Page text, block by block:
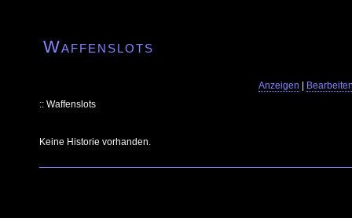
Waffenslots
Anzeigen
:: Waffenslots
Keine Historie vorhanden.